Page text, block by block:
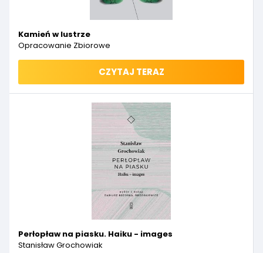
Kamień w lustrze
Opracowanie Zbiorowe
CZYTAJ TERAZ
Perłopław na piasku. Haiku - images
Stanisław Grochowiak